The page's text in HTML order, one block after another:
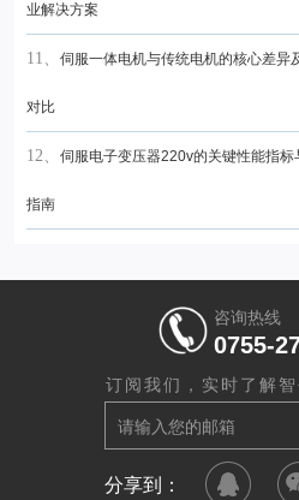
业解决方案
11、 伺服一体电机与传统电机的核心差异
对比
12、 伺服电子变压器220v的关键性能指标
指南
咨询热线
0755-
订阅我们，实时了解
分享到：